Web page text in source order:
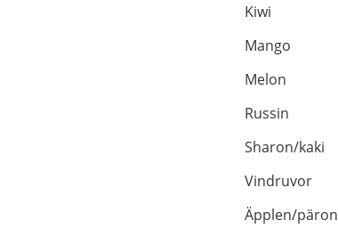
Kiwi
Mango
Melon
Russin
Sharon/kaki
Vindruvor
Äpplen/päron